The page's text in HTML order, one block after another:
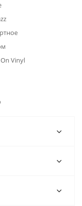
Vinyl